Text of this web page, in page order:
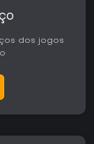
dos jogos